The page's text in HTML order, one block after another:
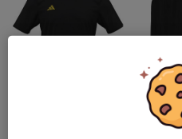
Klädsel som gäller när vi